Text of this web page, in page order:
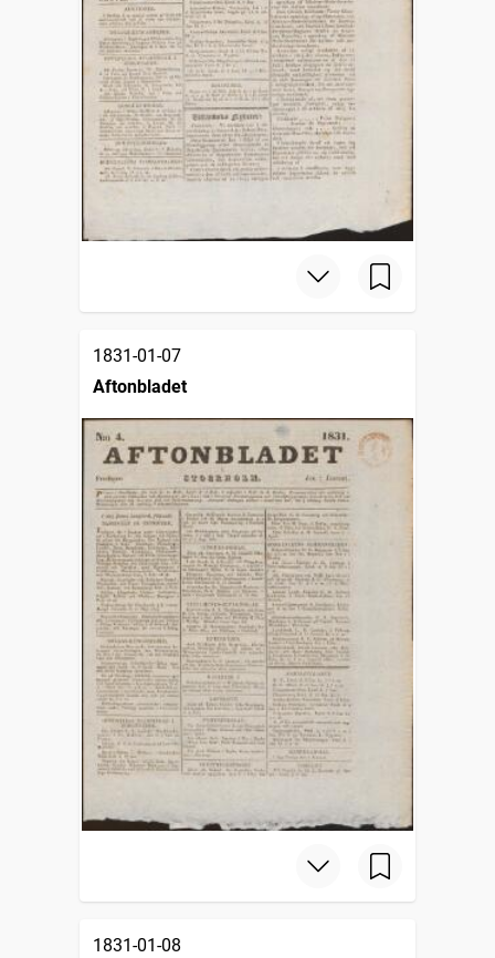
1831-01-07
Aftonbladet
1831-01-08